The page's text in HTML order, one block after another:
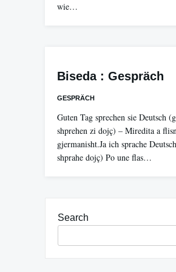
wie…
Biseda : Gespräch
GESPRÄCH
Guten Tag sprechen sie Deutsch
shprehen zi dojç) – Miredita a
gjermanisht.Ja ich sprache
shprahe dojç) Po une flas…
Search